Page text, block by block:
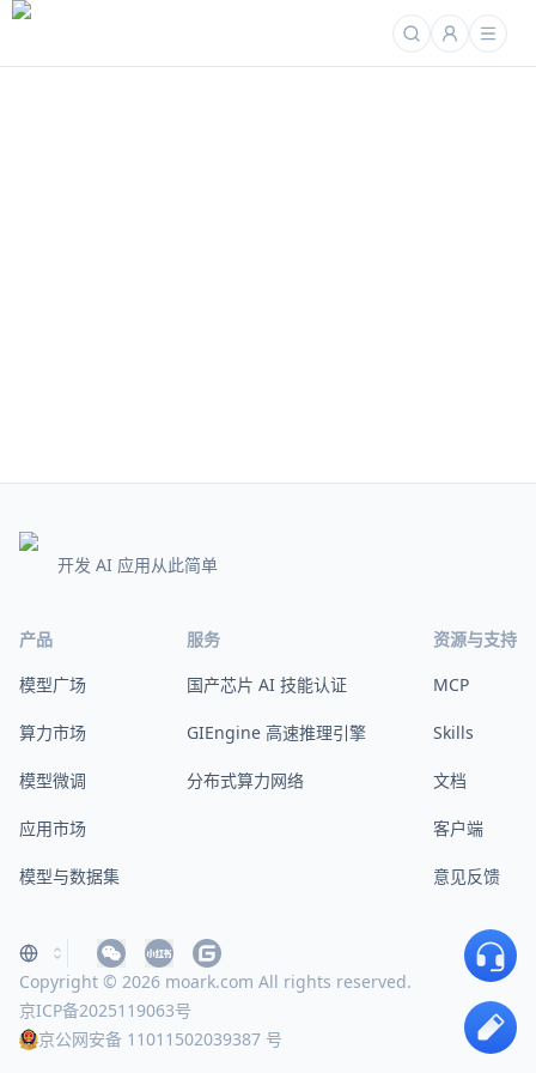
开发 AI 应用从此简单
产品
模型广场
算力市场
模型微调
应用市场
模型与数据集
服务
国产芯片 AI 技能认证
GIEngine 高速推理引擎
分布式算力网络
资源与支持
MCP
Skills
文档
客户端
意见反馈
Copyright © 2026 moark.com All rights reserved.
京ICP备2025119063号
京公网安备 11011502039387 号